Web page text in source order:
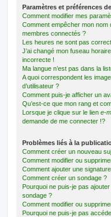
Paramètres et préférences
Comment modifier mes
Comment empêcher mon nom
membres connectés ?
Les heures ne sont pas
J’ai changé mon fuseau
incorrecte !
Ma langue n’est pas dans la
A quoi correspondent les
d’utilisateur ?
Comment puis-je afficher un
Qu’est-ce que mon rang et
Lorsque je clique sur le lien e-
demande de me connecter !?
Problèmes liés à la
Comment créer un nouveau
Comment modifier ou
Comment ajouter une
Comment créer un sondage ?
Pourquoi ne puis-je pas
sondage ?
Comment modifier ou
Pourquoi ne puis-je pas